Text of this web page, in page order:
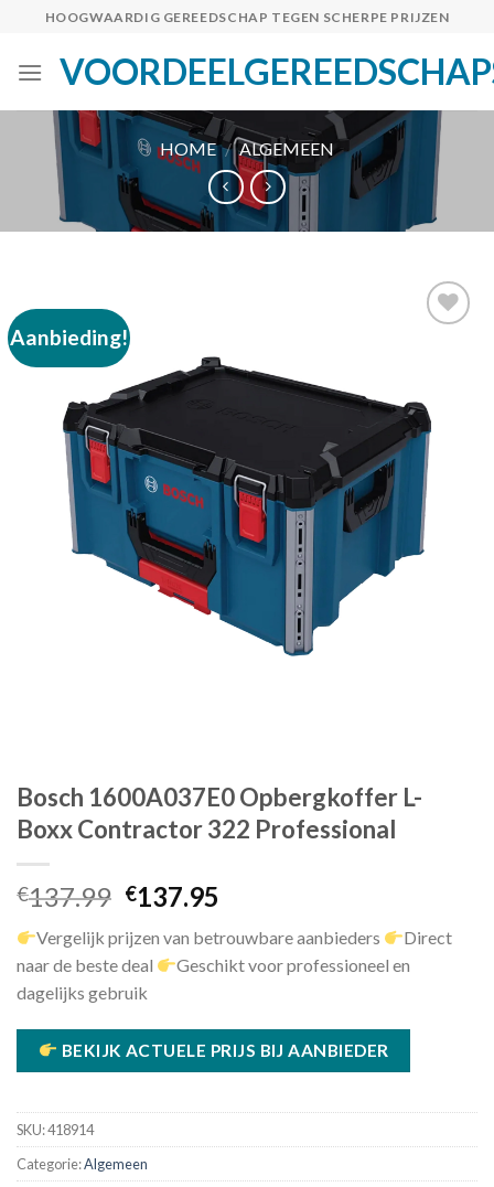
content
HOOGWAARDIG GEREEDSCHAP TEGEN SCHERPE PRIJZEN
HOME / ALGEMEEN
Aanbieding!
aan
verlanglijst
Bosch 1600A037E0 Opbergkoffer L-
Boxx Contractor 322 Professional
€137.99 Oorspronkelijke
was:
€137.99.
€137.95
is:
€137.95.
Vergelijk prijzen van betrouwbare aanbieders
Direct
naar de beste deal
Geschikt voor professioneel en
dagelijks gebruik
BEKIJK ACTUELE PRIJS BIJ AANBIEDER
SKU:418914
Categorie:Algemeen